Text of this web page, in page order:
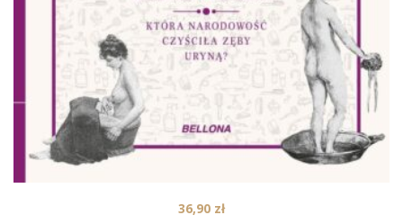
36,90 zł